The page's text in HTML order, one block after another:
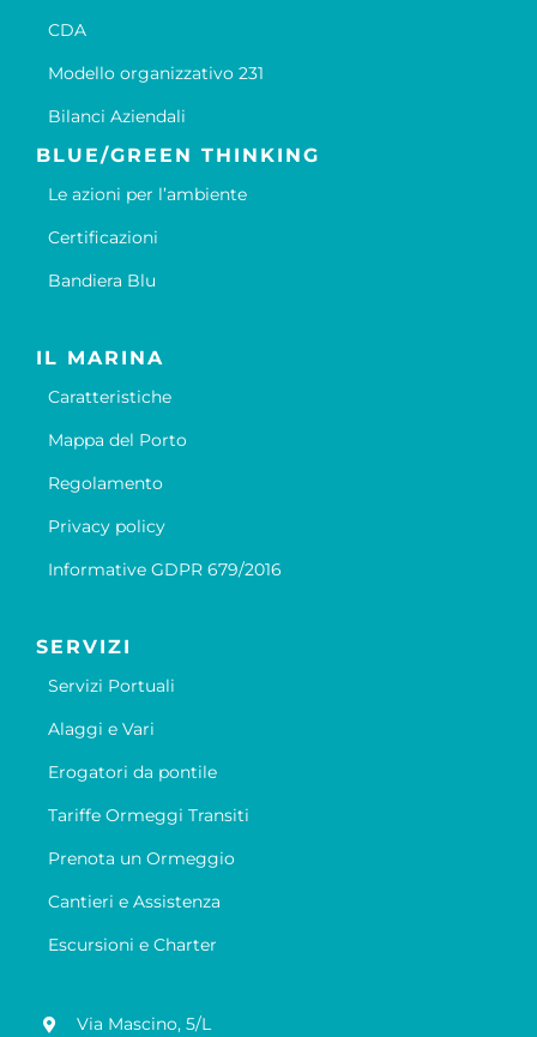
CDA
Modello organizzativo 231
Bilanci Aziendali
BLUE/GREEN THINKING
Le azioni per l’ambiente
Certificazioni
Bandiera Blu
IL MARINA
Caratteristiche
Mappa del Porto
Regolamento
Privacy policy
Informative GDPR 679/2016
SERVIZI
Servizi Portuali
Alaggi e Vari
Erogatori da pontile
Tariffe Ormeggi Transiti
Prenota un Ormeggio
Cantieri e Assistenza
Escursioni e Charter
Via Mascino, 5/L